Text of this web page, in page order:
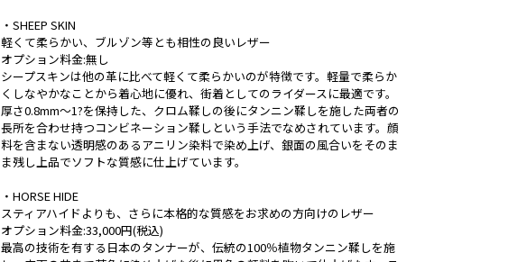
・SHEEP SKIN
軽くて柔らかい、ブルゾン等とも相性の良いレザー
オプション料金:無し
シープスキンは他の革に比べて軽くて柔らかいのが特徴です。軽量で柔らか
くしなやかなことから着心地に優れ、街着としてのライダースに最適です。
厚さ0.8mm～1?を保持した、クロム鞣しの後にタンニン鞣しを施した両者の
長所を合わせ持つコンビネーション鞣しという手法でなめされています。顔
料を含まない透明感のあるアニリン染料で染め上げ、銀面の風合いをそのま
ま残し上品でソフトな質感に仕上げています。
・HORSE HIDE
スティアハイドよりも、さらに本格的な質感をお求めの方向けのレザー
オプション料金:33,000円(税込)
最高の技術を有する日本のタンナーが、伝統の100％植物タンニン鞣しを施